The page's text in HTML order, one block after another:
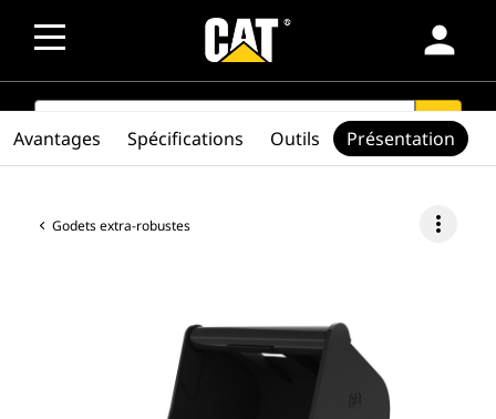
person
SEARCH search
Godets extra-robustes more_vert
Avantages Spécifications Outils Présentation